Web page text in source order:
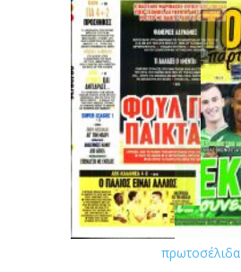
πρωτοσέλιδα